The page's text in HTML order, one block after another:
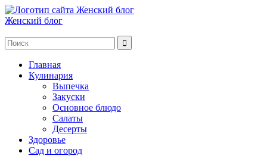
Женский блог
Главная
Кулинария
Выпечка
Закуски
Основное блюдо
Салаты
Десерты
Здоровье
Сад и огород